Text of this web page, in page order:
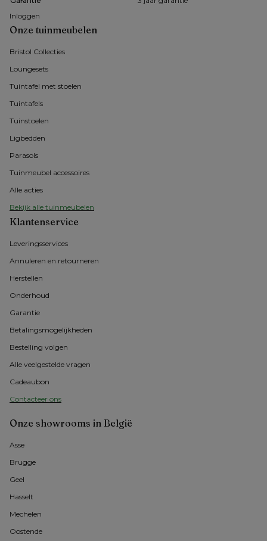
Onze tuinmeubelen
Bristol Collecties
Loungesets
Tuintafel met stoelen
Tuintafels
Tuinstoelen
Ligbedden
Parasols
Tuinmeubel accessoires
Alle acties
Bekijk alle tuinmeubelen
Klantenservice
Leveringsservices
Annuleren en retourneren
Herstellen
Onderhoud
Garantie
Betalingsmogelijkheden
Bestelling volgen
Alle veelgestelde vragen
Cadeaubon
Contacteer ons
Onze showrooms in België
Asse
Brugge
Geel
Hasselt
Mechelen
Oostende
Inloggen